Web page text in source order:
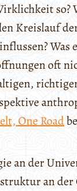
so?
Kreislauf
Was
oft
One Road
an der
an der